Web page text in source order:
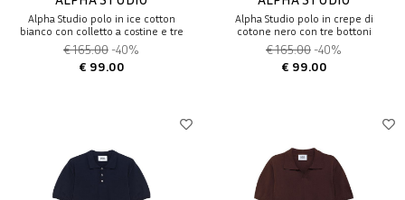
Alpha Studio polo in ice cotton
bianco con colletto a costine e tre
bottoni
€ 165.00 -40%
€ 99.00
Alpha Studio polo in crepe di
cotone nero con tre bottoni
€ 165.00 -40%
€ 99.00